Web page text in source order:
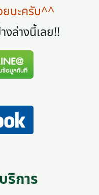
ยนะครับ^^
ล่างนี้เลย!!
ริการ